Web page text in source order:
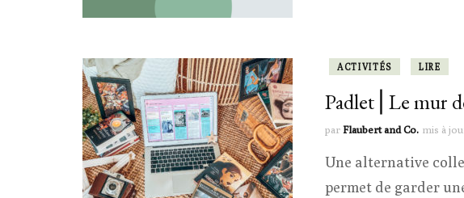
ACTIVITÉS LIRE
Padlet ⎜Le mur
parFlaubert and Co. mis à
Une alternative
permet de garder